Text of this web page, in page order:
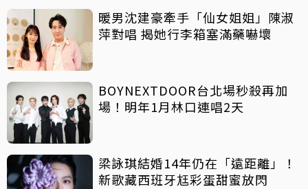
暖男沈建豪牽手「仙女姐姐」陳淑
萍對唱 揭她行李箱塞滿藥嚇壞
BOYNEXTDOOR台北場秒殺再加
場！明年1月林口連唱2天
梁詠琪結婚14年仍在「遠距離」！
新歌藏西班牙尪彩蛋甜蜜放閃